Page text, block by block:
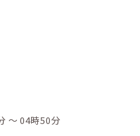
～ 04時50分